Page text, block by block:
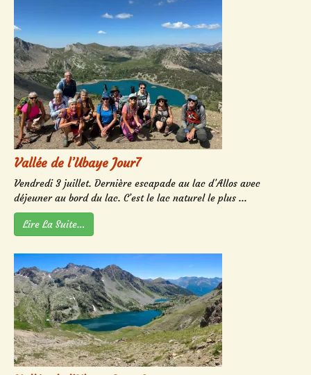
Vallée de l’Ubaye Jour7
Vendredi 3 juillet. Dernière escapade au lac d’Allos avec
déjeuner au bord du lac. C’est le lac naturel le plus ...
Lire La Suite…